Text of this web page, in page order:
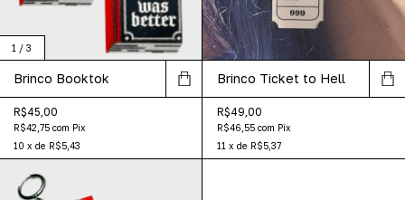
1 / 3
Brinco Booktok
R$45,00
R$42,75 com Pix
10 x de R$5,43
Brinco Ticket to Hell
R$49,00
R$46,55 com Pix
11 x de R$5,37